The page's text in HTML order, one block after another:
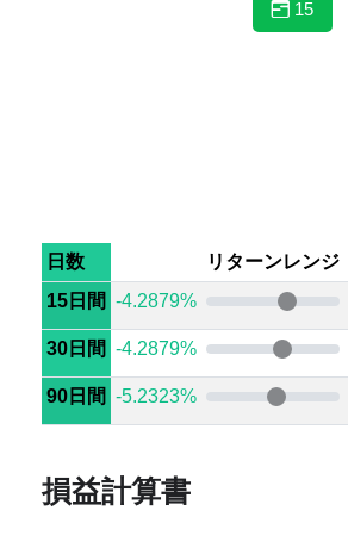
15
日数 リターンレンジ
15日間 -4.2879%
30日間 -4.2879%
90日間 -5.2323%
損益計算書